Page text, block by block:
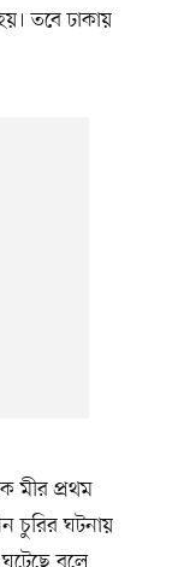
তবে ঢাকায়
মীর প্রথম
চুরির ঘটনায়